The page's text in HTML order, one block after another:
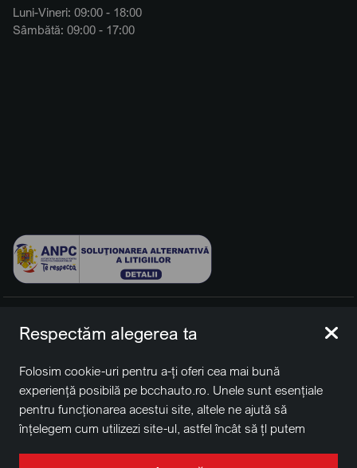
Luni-Vineri: 09:00 - 18:00
Sâmbătă: 09:00 - 17:00
rezervate.
BCCH Auto Switzerland este o marcă a societății
BCCH
Group Switzerland AG
Sediu social: David Business Center, Str. Erou Iancu Nicolae
nr. 29, Voluntari, Ilfov
Respectăm alegerea ta
Folosim cookie-uri pentru a-ți oferi cea mai bună
experiență posibilă pe bcchauto.ro. Unele sunt esențiale
pentru funcționarea acestui site, altele ne ajută să
înțelegem cum utilizezi site-ul, astfel încât să țl putem